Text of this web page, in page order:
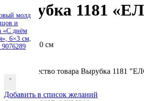
* 15 см,
шт
молд
и
«С днём
6×3 см,
Вырубка 1181
см
10 см
-
Количество товара Вырубка 1181
Добавить в список желаний